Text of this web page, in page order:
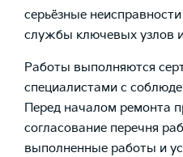
серьёзные
службы ключевых узлов и
Работы выполняются
специалистами с
Перед началом ремонта
согласование перечня
выполненные работы и